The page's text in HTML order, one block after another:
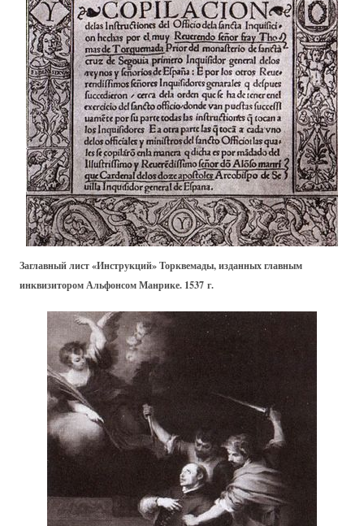
Заглавный лист «Инструкций» Торквемады, изданных главным
инквизитором Альфонсом Манрике. 1537 г.